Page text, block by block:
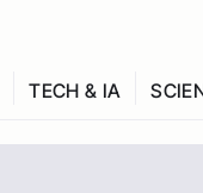
TECH & IA